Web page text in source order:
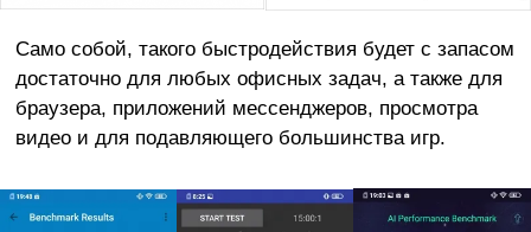
Само собой, такого быстродействия будет с запасом
достаточно для любых офисных задач, а также для
браузера, приложений мессенджеров, просмотра
видео и для подавляющего большинства игр.